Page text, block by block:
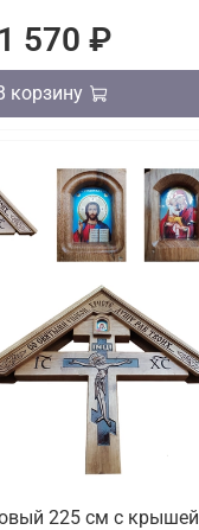
1 570 ₽
корзину
225 см с крышей